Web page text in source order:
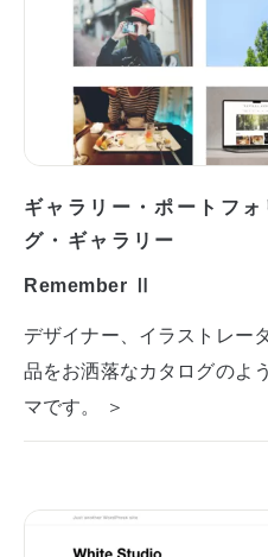
ギャラリー・ポートフォ
グ・ギャラリー
Remember Ⅱ
デザイナー、イラストレー
品をお洒落なカタログのよ
マです。 ＞